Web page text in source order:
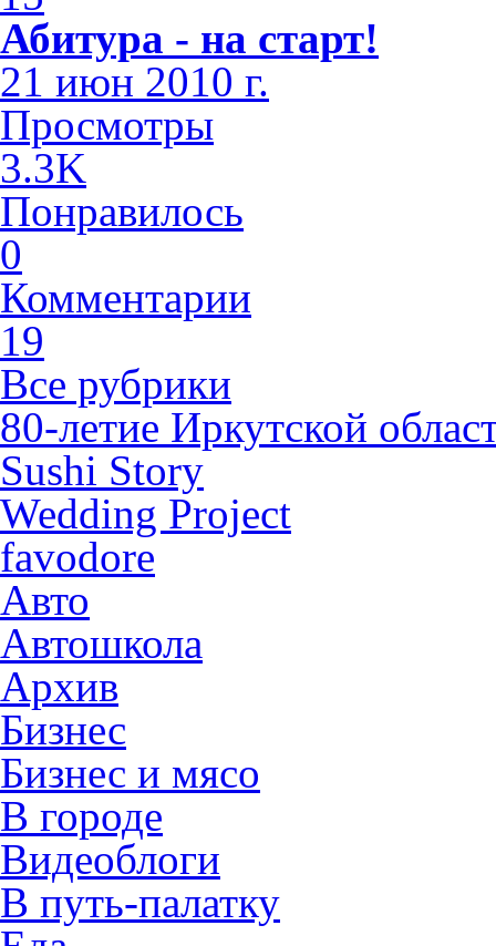
Абитура - на старт!
21 июн 2010 г.
Просмотры
3.3K
Понравилось
0
Комментарии
19
Все рубрики
80-летие Иркутской
Sushi Story
Wedding Project
favodore
Авто
Автошкола
Архив
Бизнес
Бизнес и мясо
В городе
Видеоблоги
В путь-палатку